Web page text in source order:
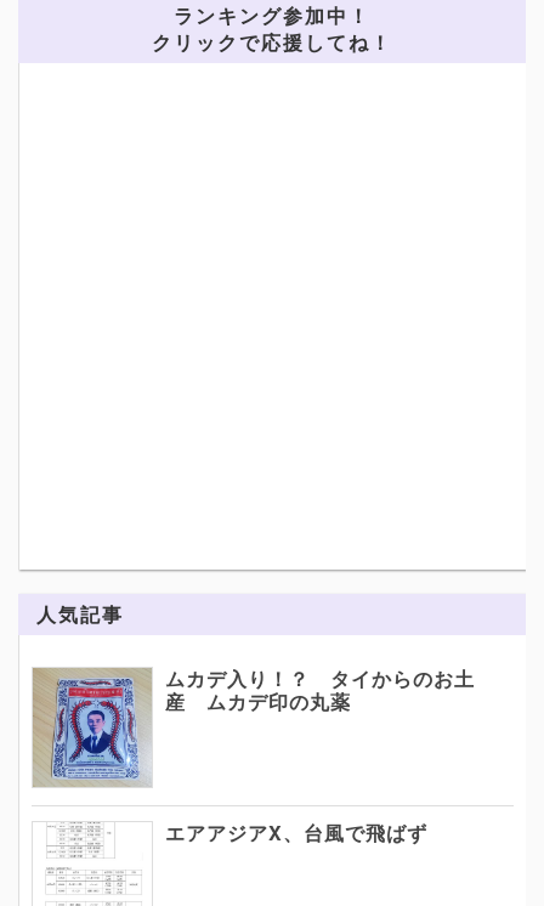
ランキング参加中！
クリックで応援してね！
人気記事
ムカデ入り！？ タイからのお土
産 ムカデ印の丸薬
エアアジアX、台風で飛ばず